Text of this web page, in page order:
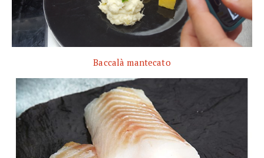
Baccalà mantecato